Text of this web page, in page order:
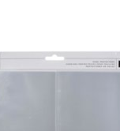
Storyline
Page
Panorama